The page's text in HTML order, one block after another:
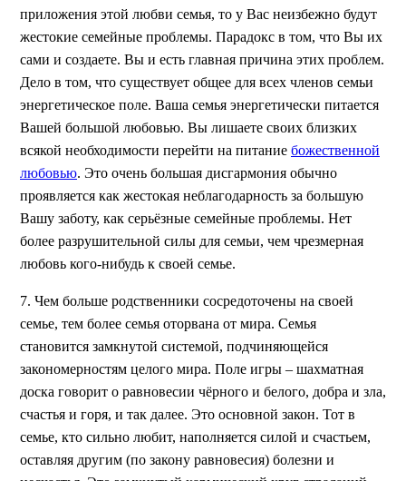
приложения этой любви семья, то у Вас неизбежно будут
жестокие семейные проблемы. Парадокс в том, что Вы их
сами и создаете. Вы и есть главная причина этих проблем.
Дело в том, что существует общее для всех членов семьи
энергетическое поле. Ваша семья энергетически питается
Вашей большой любовью. Вы лишаете своих близких
всякой необходимости перейти на питание божественной
любовью. Это очень большая дисгармония обычно
проявляется как жестокая неблагодарность за большую
Вашу заботу, как серьёзные семейные проблемы. Нет
более разрушительной силы для семьи, чем чрезмерная
любовь кого-нибудь к своей семье.
7. Чем больше родственники сосредоточены на своей
семье, тем более семья оторвана от мира. Семья
становится замкнутой системой, подчиняющейся
закономерностям целого мира. Поле игры – шахматная
доска говорит о равновесии чёрного и белого, добра и зла,
счастья и горя, и так далее. Это основной закон. Тот в
семье, кто сильно любит, наполняется силой и счастьем,
оставляя другим (по закону равновесия) болезни и